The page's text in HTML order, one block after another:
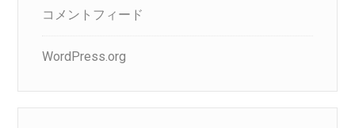
コメントフィード
WordPress.org